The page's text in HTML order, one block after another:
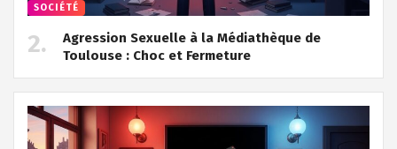
SOCIÉTÉ
Agression Sexuelle à la Médiathèque de
Toulouse : Choc et Fermeture